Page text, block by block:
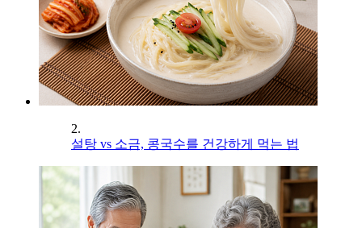
2.
설탕 vs 소금, 콩국수를 건강하게 먹는 법